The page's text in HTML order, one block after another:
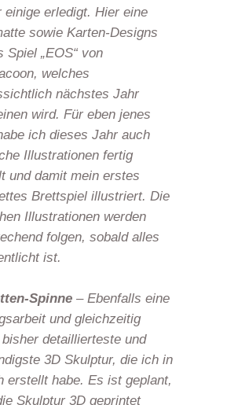
einige erledigt. Hier eine
sowie Karten-Designs
Spiel „EOS“ von
welches
nächstes Jahr
wird. Für eben jenes
ich dieses Jahr auch
Illustrationen fertig
und damit mein erstes
Brettspiel illustriert. Die
Illustrationen werden
folgen, sobald alles
ist.
Spinne– Ebenfalls eine
und gleichzeitig
detaillierteste und
3D Skulptur, die ich in
erstellt habe. Es ist geplant,
Skulptur 3D geprintet